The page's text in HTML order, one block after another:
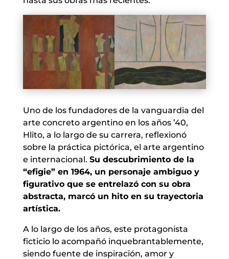
Uno de los fundadores de la vanguardia del
arte concreto argentino en los años ’40,
Hlito, a lo largo de su carrera, reflexionó
sobre la práctica pictórica, el arte argentino
e internacional. Su descubrimiento de la
“efigie” en 1964, un personaje ambiguo y
figurativo que se entrelazó con su obra
abstracta, marcó un hito en su trayectoria
artística.
A lo largo de los años, este protagonista
ficticio lo acompañó inquebrantablemente,
siendo fuente de inspiración, amor y